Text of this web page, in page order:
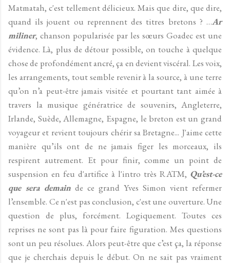
Matmatah, c'est tellement délicieux. Mais que dire, que dire,
quand ils jouent ou reprennent des titres bretons ? …Ar
miliner, chanson popularisée par les sœurs Goadec est une
évidence. Là, plus de détour possible, on touche à quelque
chose de profondément ancré, ça en devient viscéral. Les voix,
les arrangements, tout semble revenir à la source, à une terre
qu’on n’a peut-être jamais visitée et pourtant tant aimée à
travers la musique génératrice de souvenirs, Angleterre,
Irlande, Suède, Allemagne, Espagne, le breton est un grand
voyageur et revient toujours chérir sa Bretagne... J'aime cette
manière qu’ils ont de ne jamais figer les morceaux, ils
respirent autrement. Et pour finir, comme un point de
suspension en feu d'artifice à l'intro très RATM, Qu’est-ce
que sera demain de ce grand Yves Simon vient refermer
l’ensemble. Ce n'est pas conclusion, c'est une ouverture. Une
question de plus, forcément. Logiquement. Toutes ces
reprises ne sont pas là pour faire figuration. Mes questions
sont un peu résolues. Alors peut-être que c’est ça, la réponse
que je cherchais depuis le début. On ne sait pas vraiment